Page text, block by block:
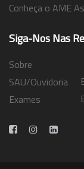
Conheça o AME
Siga-Nos Nas
Sobre
SAU/Ouvidoria
Exames